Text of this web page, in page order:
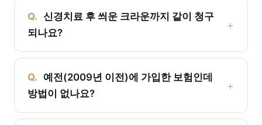
Q. 신경치료 후 씌운 크라운까지 같이 청구
되나요?
Q. 예전(2009년 이전)에 가입한 보험인데
방법이 없나요?